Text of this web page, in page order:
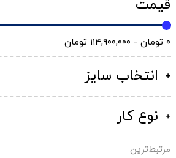
قیمت
۰ تومان - ۱۱۴,۹۰۰,۰۰۰ تومان
انتخاب سایز
نوع کار
مرتبط‌ترین